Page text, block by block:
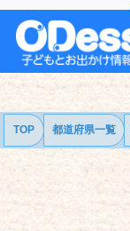
TOP 都道府県一覧